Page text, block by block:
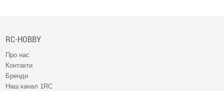
RC-HOBBY
Про нас
Контакти
Бренди
Наш канал 1RC